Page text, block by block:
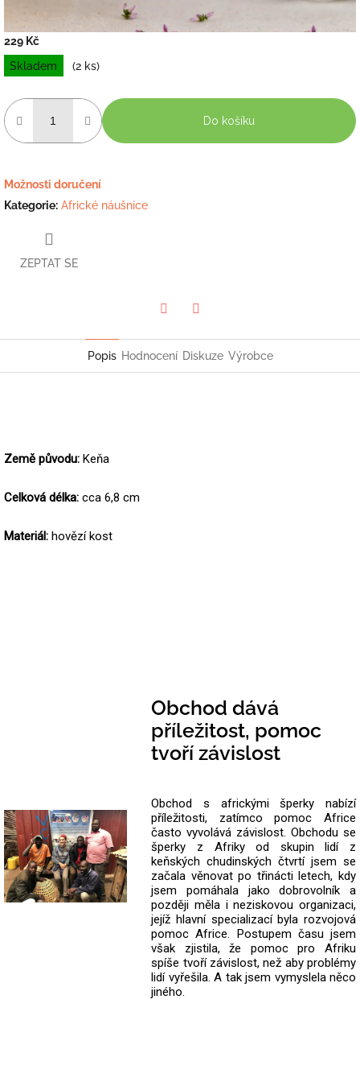
229 Kč
Měrná
cena:
Skladem (2 ks)
Do košíku
Možnosti doručení
Kategorie: Africké náušnice
ZEPTAT SE
Popis Hodnocení Diskuze Výrobce
Země původu: Keňa
Celková délka: cca 6,8 cm
Materiál: hovězí kost
Obchod dává
příležitost, pomoc
tvoří závislost
Obchod s africkými šperky nabízí
příležitosti, zatímco pomoc Africe
často vyvolává závislost. Obchodu se
šperky z Afriky od skupin lidí z
keňských chudinských čtvrtí jsem se
začala věnovat po třinácti letech, kdy
jsem pomáhala jako dobrovolník a
později měla i neziskovou organizaci,
jejíž hlavní specializací byla rozvojová
pomoc Africe. Postupem času jsem
však zjistila, že pomoc pro Afriku
spíše tvoří závislost, než aby problémy
lidí vyřešila. A tak jsem vymyslela něco
jiného.